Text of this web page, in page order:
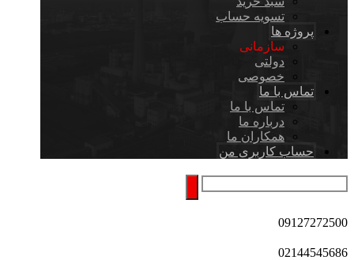
تسویه حساب
پروژه ها
سازمانی
دولتی
خصوصی
تماس با ما
تماس با ما
درباره ما
همکاران ما
حساب کاربری من
09127272500
02144545686